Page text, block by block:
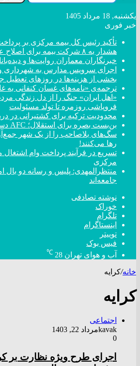
یکشنبه, 18 مرداد 1405
خبر فوری
تأکید رئیس کل بیمه مرکزی بر
هشدار به ۸ شرکت‌ بیمه برای اصلاح عملکرد
خبرنگاران معماران روایت‌ها و
اجرای سرویس مدارس به شهرداری
بخشی از هزینه‌ها در روزهای تعطیل
ترجمه‌ی «نامه‌های غسان کنفانی به
«اهل ایران» جنگ را از دل زندگی
فروپاشی روزمره تا تولد مسئولیت
محدودیت ترکیه برای کشتیرانی در
بن‌بست بصره برای استقلال؛ AFC دست رد به سینه آبی‌ها زد
سگ‌های بلاصاحب را از یک شهر
رها می‌کنند!
تسریع در فرآیند پرداخت وام
مرکزی
منتظرالمهدی: پلیس و رسانه دو بال
جامعه‌اند
نوشته تصادفی
خوراک
تلگرام
اینستاگرام
توییتر
فیس بوک
آب و هوای تهران 28
℃
خانه/کرایه
کرایه
اجتماعی
kavakمرداد 22, 1403
0
اجرای طرح ویژه نظارت بر